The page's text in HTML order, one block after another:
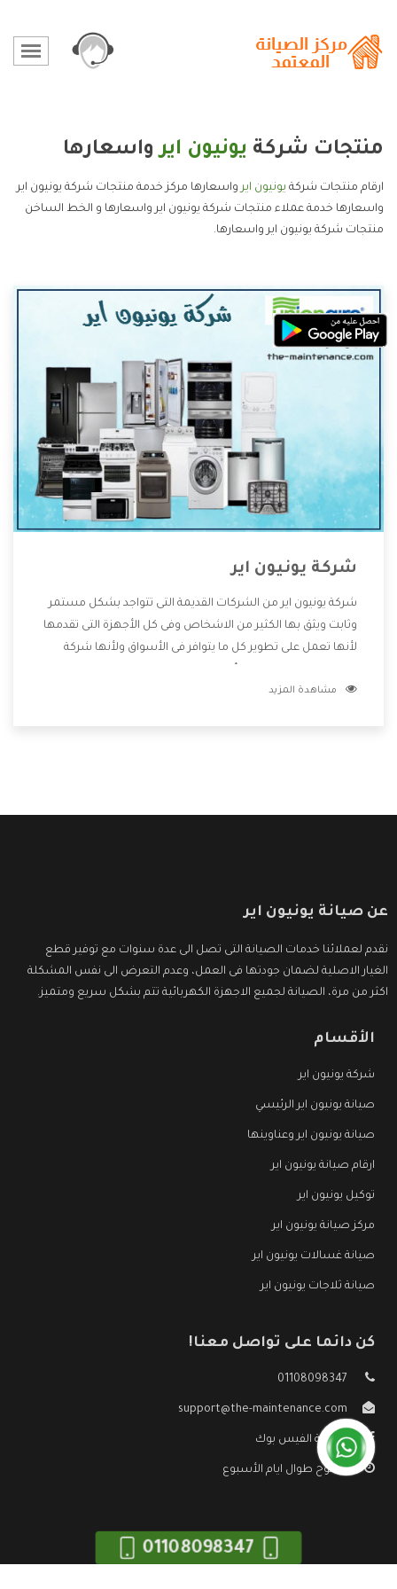
منتجات شركة يونيون ايرواسعارها
ارقام منتجات شركة يونيون ايرواسعارها مركز خدمة منتجات شركة يونيون اير
واسعارها خدمة عملاء منتجات شركة يونيون اير واسعارها و الخط الساخن
منتجات شركة يونيون اير واسعارها.
شركة يونيون اير
شركة يونيون اير من الشركات القديمة التى تتواجد بشكل مستمر
وثابت ويثق بها الكثير من الاشخاص وفى كل الأجهزة التى تقدمها
لأنها تعمل على تطوير كل ما يتوافر فى الأسواق ولأنها شركة
وتقدم للعملاء أقوى العروض والخصومات التى تسهل على
مشاهدة المزيد
عن صيانة يونيون اير
نقدم لعملائنا خدمات الصيانة التى تصل الى عدة سنوات مع توفير قطع
الغيار الاصلية لضمان جودتها فى العمل، وعدم التعرض الى نفس المشكلة
اكثر من مرة، الصيانة لجميع الاجهزة الكهربائية تتم بشكل سريع ومتميز.
الأقسام
شركة يونيون اير
صيانة يونيون اير الرئيسي
صيانة يونيون اير وعناوينها
ارقام صيانة يونيون اير
توكيل يونيون اير
مركز صيانة يونيون اير
صيانة غسالات يونيون اير
صيانة ثلاجات يونيون اير
كن دائما على تواصل معنا!
01108098347
support@the-maintenance.com
صفحة الفيس بوك
مفتوح طوال ايام الأسبوع
01108098347